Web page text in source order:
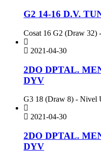
G2 14-16 D.V.
Cosat 16 G2 (Draw 32)
2021-04-30
2DO DPTAL.
DYV
G3 18 (Draw 8) -
2021-04-30
2DO DPTAL.
DYV